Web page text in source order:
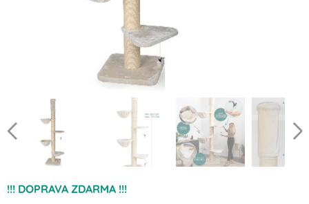
!!! DOPRAVA ZDARMA !!!